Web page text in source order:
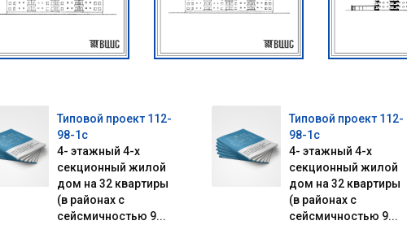
Типовой проект 112-
98-1с
4- этажный 4-х
секционный жилой
дом на 32 квартиры
(в районах с
сейсмичностью 9...
Типовой проект 112-
98-1с
4- этажный 4-х
секционный жилой
дом на 32 квартиры
(в районах с
сейсмичностью 9...